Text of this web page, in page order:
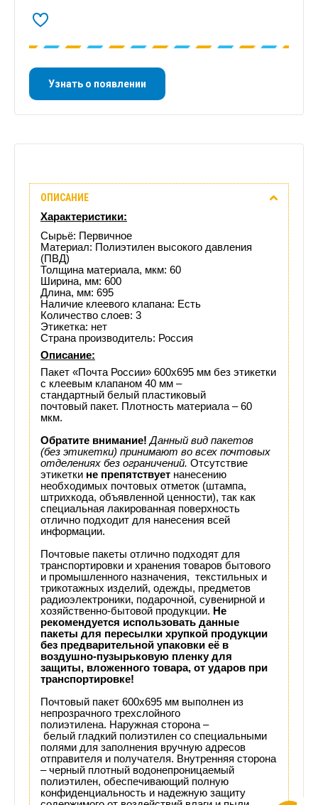
Узнать о появлении
Отзывы
(0)
Доставка
этого
товара
ОПИСАНИЕ
Характеристики:
Сырьё: Первичное
Материал: Полиэтилен высокого давления
(ПВД)
Толщина материала, мкм: 60
Ширина, мм: 600
Длина, мм: 695
Наличие клеевого клапана: Есть
Количество слоев: 3
Этикетка: нет
Страна производитель: Россия
Описание:
Пакет «Почта России» 600х695 мм без этикетки
с клеевым клапаном 40 мм –
стандартный белый пластиковый
почтовый пакет. Плотность материала – 60
мкм.
Обратите внимание!Данный вид пакетов
(без этикетки) принимают во всех почтовых
отделениях без ограничений. Отсутствие
этикетки не препятствует нанесению
необходимых почтовых отметок (штампа,
штрихкода, объявленной ценности), так как
специальная лакированная поверхность
отлично подходит для нанесения всей
информации.
Почтовые пакеты отлично подходят для
транспортировки и хранения товаров бытового
и промышленного назначения, текстильных и
трикотажных изделий, одежды, предметов
радиоэлектроники, подарочной, сувенирной и
хозяйственно-бытовой продукции. Не
рекомендуется использовать данные
пакеты для пересылки хрупкой продукции
без предварительной упаковки её в
воздушно-пузырьковую пленку для
защиты, вложенного товара, от ударов при
транспортировке!
Почтовый пакет 600х695 мм выполнен из
непрозрачного трехслойного
полиэтилена. Наружная сторона –
белый гладкий полиэтилен со специальными
полями для заполнения вручную адресов
отправителя и получателя. Внутренняя сторона
– черный плотный водонепроницаемый
полиэтилен, обеспечивающий полную
конфиденциальность и надежную защиту